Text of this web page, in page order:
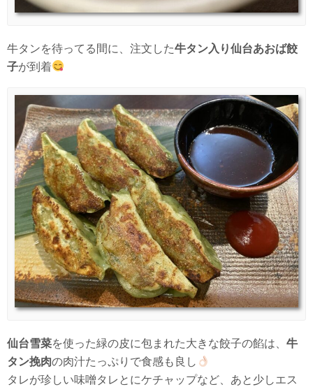
牛タンを待ってる間に、注文した牛タン入り仙台あおば餃
子が到着
仙台雪菜を使った緑の皮に包まれた大きな餃子の餡は、 牛
タン挽肉の肉汁たっぷりで食感も良し
タレが珍しい味噌タレとにケチャップなど、あと少しエス